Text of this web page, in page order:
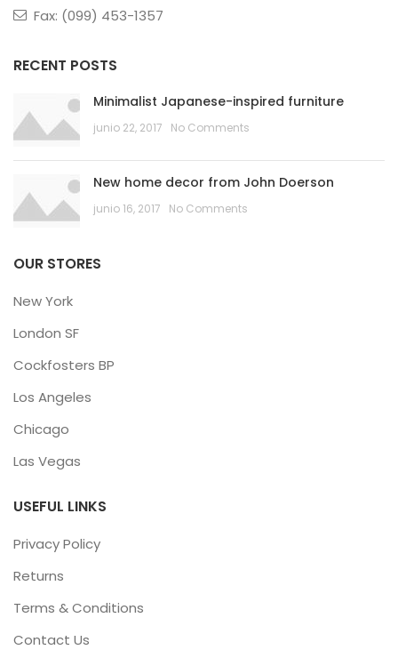
Fax: (099) 453-1357
RECENT POSTS
Minimalist Japanese-inspired furniture
junio 22, 2017 No Comments
New home decor from John Doerson
junio 16, 2017 No Comments
OUR STORES
New York
London SF
Cockfosters BP
Los Angeles
Chicago
Las Vegas
USEFUL LINKS
Privacy Policy
Returns
Terms & Conditions
Contact Us